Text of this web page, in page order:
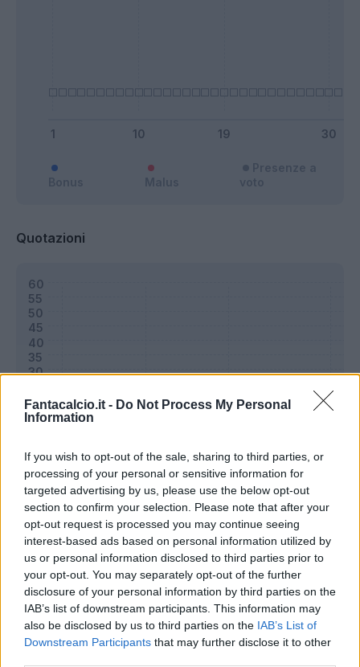
Fantacalcio.it - Do Not Process My Personal
Information
If you wish to opt-out of the sale, sharing to third parties, or
processing of your personal or sensitive information for
targeted advertising by us, please use the below opt-out
section to confirm your selection. Please note that after your
opt-out request is processed you may continue seeing
interest-based ads based on personal information utilized by
us or personal information disclosed to third parties prior to
your opt-out. You may separately opt-out of the further
disclosure of your personal information by third parties on the
IAB’s list of downstream participants. This information may
also be disclosed by us to third parties on the IAB’s List of
Downstream Participants that may further disclose it to other
Quotazioni
Classic Mantra
Riepilogo stagione
Titolare 0 - 0%
Entrato 0 - 0 %
Squalificato